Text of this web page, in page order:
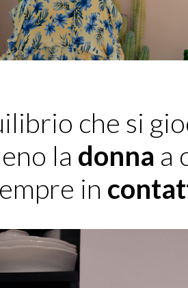
che si
la donna a
in